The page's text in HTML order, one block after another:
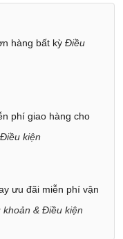
hàng bất kỳ Điều
phí giao hàng cho
kiện
ưu đãi miễn phí vận
khoản & Điều kiện